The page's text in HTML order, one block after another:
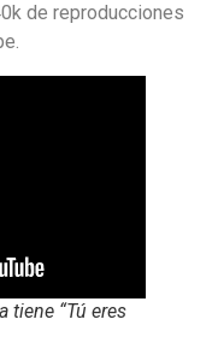
de reproducciones
tiene “Tú eres